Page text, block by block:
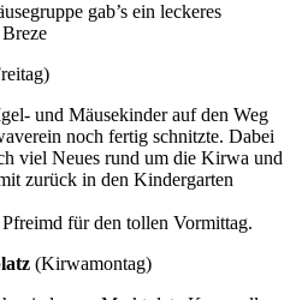
gab’s ein leckeres
und Mäusekinder auf den Weg
noch fertig schnitzte. Dabei
viel Neues rund um die Kirwa und
zurück in den Kindergarten
für den tollen Vormittag.
(Kirwamontag)